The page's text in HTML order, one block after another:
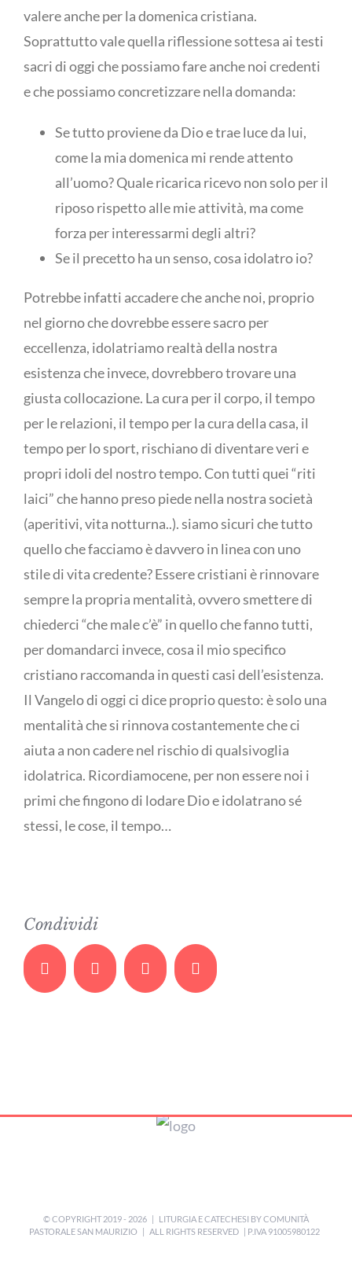
valere anche per la domenica cristiana.
Soprattutto vale quella riflessione sottesa ai testi
sacri di oggi che possiamo fare anche noi credenti
e che possiamo concretizzare nella domanda:
Se tutto proviene da Dio e trae luce da lui,
come la mia domenica mi rende attento
all’uomo? Quale ricarica ricevo non solo per il
riposo rispetto alle mie attività, ma come
forza per interessarmi degli altri?
Se il precetto ha un senso, cosa idolatro io?
Potrebbe infatti accadere che anche noi, proprio
nel giorno che dovrebbe essere sacro per
eccellenza, idolatriamo realtà della nostra
esistenza che invece, dovrebbero trovare una
giusta collocazione. La cura per il corpo, il tempo
per le relazioni, il tempo per la cura della casa, il
tempo per lo sport, rischiano di diventare veri e
propri idoli del nostro tempo. Con tutti quei “riti
laici” che hanno preso piede nella nostra società
(aperitivi, vita notturna..). siamo sicuri che tutto
quello che facciamo è davvero in linea con uno
stile di vita credente? Essere cristiani è rinnovare
sempre la propria mentalità, ovvero smettere di
chiederci “che male c’è” in quello che fanno tutti,
per domandarci invece, cosa il mio specifico
cristiano raccomanda in questi casi dell’esistenza.
Il Vangelo di oggi ci dice proprio questo: è solo una
mentalità che si rinnova costantemente che ci
aiuta a non cadere nel rischio di qualsivoglia
idolatrica. Ricordiamocene, per non essere noi i
primi che fingono di lodare Dio e idolatrano sé
stessi, le cose, il tempo…
Condividi
Facebook Twitter Whatsapp Email
© COPYRIGHT 2019 - 2026 | LITURGIA E CATECHESI BYCOMUNITÀ
PASTORALE SAN MAURIZIO | ALL RIGHTS RESERVED | P.IVA 91005980122